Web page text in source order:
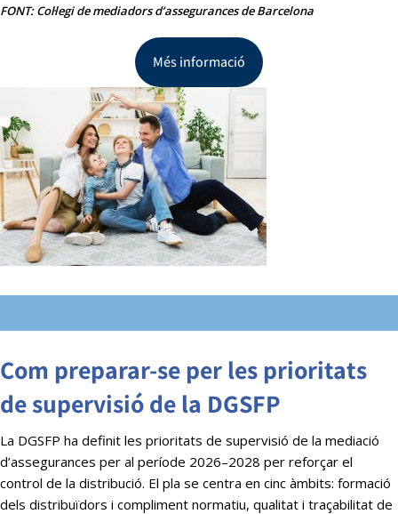
FONT: Col·legi de mediadors d’assegurances de Barcelona
Més informació
Com preparar-se per les prioritats
de supervisió de la DGSFP
La DGSFP ha definit les prioritats de supervisió de la mediació
d’assegurances per al període 2026–2028 per reforçar el
control de la distribució. El pla se centra en cinc àmbits: formació
dels distribuïdors i compliment normatiu, qualitat i traçabilitat de